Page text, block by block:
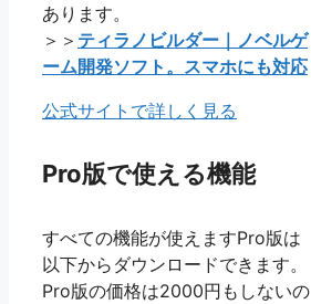
あります。
＞＞ ティラノビルダー｜ノベルゲ
ーム開発ソフト。スマホにも対応
公式サイトで詳しく見る
Pro版で使える機能
すべての機能が使えますPro版は
以下からダウンロードできます。
Pro版の価格は2000円もしないの